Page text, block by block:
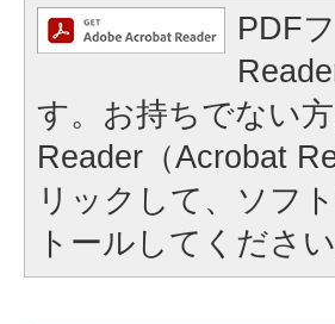
PDF
す。お持ちでない
Reader（Acrobat
リックして、ソフ
トールしてください